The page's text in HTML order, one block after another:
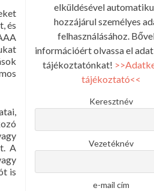
és
A
is
elküldésével
hozzájárul személyes
felhasználásához.
információért olvassa el
tájékoztatónkat!
tájékoztató<<
Keresztnév
Vezetéknév
e-mail cím